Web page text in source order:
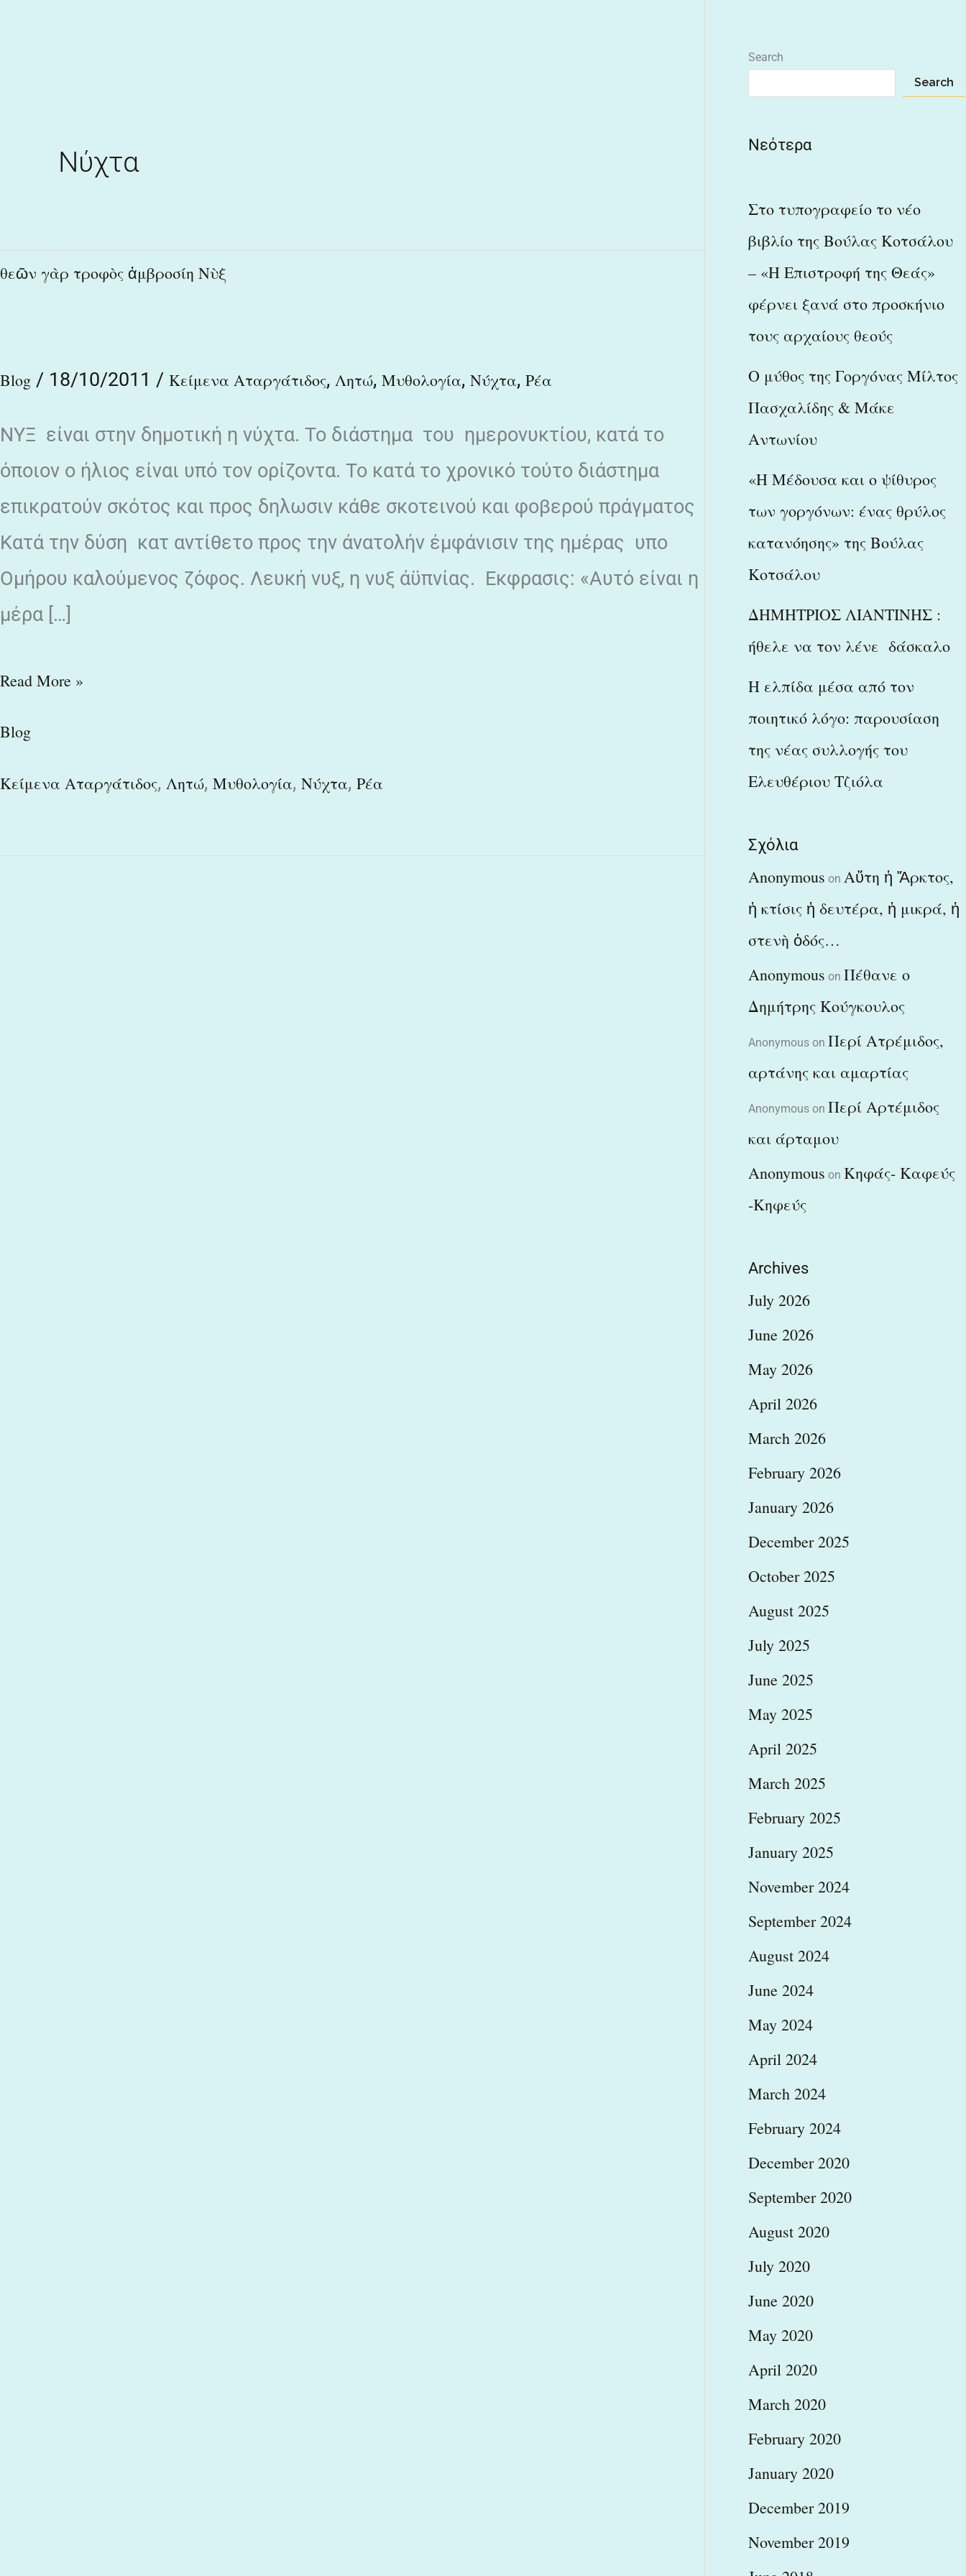
Νύχτα
θεῶν γὰρ τροφὸς ἀμβροσίη Νὺξ
Blog / 18/10/2011 / Κείμενα Αταργάτιδος, Λητώ, Μυθολογία, Νύχτα, Ρέα
ΝΥΞ είναι στην δημοτική η νύχτα. To διάστημα του ημε­ρονυκτίου, κατά το
όποιον o ήλιος είναι υπό τον ορίζοντα. Το κατά το χρονικό τούτο διάστημα
επικρατούν σκότος και προς δηλωσιν κάθε σκοτεινού και φοβερού πράγματος
Κατά την δύση κατ αντίθετο προς την άνατολήν έμφάνισιν της ημέρας υπο
Ομήρου καλούμενος ζόφος. Λευκή νυξ, η νυξ άϋπνίας. Εκφρασις: «Αυτό είναι η
μέρα […]
θεῶν
Νὺξ
Read More »
Blog
Κείμενα Αταργάτιδος, Λητώ, Μυθολογία, Νύχτα, Ρέα
Search
Search
Νεότερα
Στο τυπογραφείο το νέο
βιβλίο της Βούλας Κοτσάλου
– «Η Επιστροφή της Θεάς»
φέρνει ξανά στο προσκήνιο
τους αρχαίους θεούς
Ο μύθος της Γοργόνας Μίλτος
Πασχαλίδης & Μάκε
Αντωνίου
«Η Μέδουσα και ο ψίθυρος
των γοργόνων: ένας θρύλος
κατανόησης» της Βούλας
Κοτσάλου
ΔΗΜΗΤΡΙΟΣ ΛΙΑΝΤΙΝΗΣ :
ήθελε να τον λένε δάσκαλο
Η ελπίδα μέσα από τον
ποιητικό λόγο: παρουσίαση
της νέας συλλογής του
Ελευθέριου Τζιόλα
Σχόλια
Anonymous on Αὕτη ἡ Ἄρκτος,
ἡ κτίσις ἡ δευτέρα, ἡ μικρά, ἡ
στενὴ ὁδός…
Anonymous on Πέθανε ο
Δημήτρης Κούγκουλος
Anonymous on Περί Ατρέμιδος,
αρτάνης και αμαρτίας
Anonymous on Περί Αρτέμιδος
και άρταμου
Anonymous on Κηφάς- Καφεύς
-Κηφεύς
Archives
July 2026
June 2026
May 2026
April 2026
March 2026
February 2026
January 2026
December 2025
October 2025
August 2025
July 2025
June 2025
May 2025
April 2025
March 2025
February 2025
January 2025
November 2024
September 2024
August 2024
June 2024
May 2024
April 2024
March 2024
February 2024
December 2020
September 2020
August 2020
July 2020
June 2020
May 2020
April 2020
March 2020
February 2020
January 2020
December 2019
November 2019